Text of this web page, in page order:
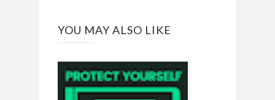
YOU MAY ALSO LIKE